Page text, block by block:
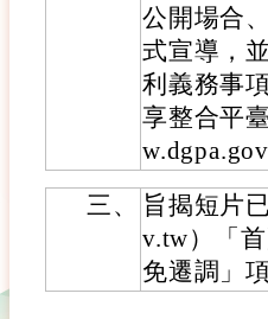
公開場合
式宣導，
利義務事
享整合平
三、
旨揭短片
v.tw）「
免遷調」